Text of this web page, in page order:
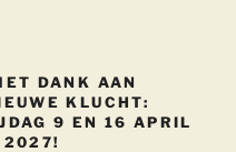
DANK AAN
KLUCHT:
9 EN 16 APRIL
2027!